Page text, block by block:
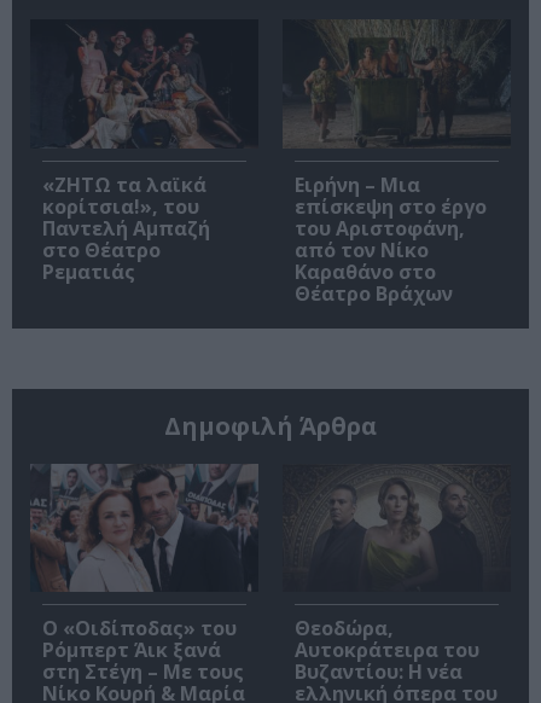
«ΖΗΤΩ τα λαϊκά
κορίτσια!», του
Παντελή Αμπαζή
στο Θέατρο
Ρεματιάς
Ειρήνη – Μια
επίσκεψη στο έργο
του Αριστοφάνη,
από τον Νίκο
Καραθάνο στο
Θέατρο Βράχων
Δημοφιλή Άρθρα
O «Οιδίποδας» του
Ρόμπερτ Άικ ξανά
στη Στέγη – Με τους
Νίκο Κουρή & Μαρία
Θεοδώρα,
Αυτοκράτειρα του
Βυζαντίου: Η νέα
ελληνική όπερα του